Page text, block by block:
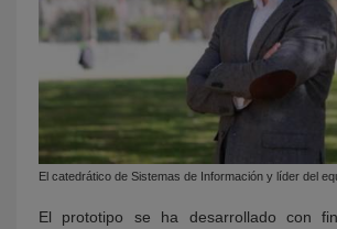
El catedrático de Sistemas de Información y líder del
El prototipo se ha desarrollado con